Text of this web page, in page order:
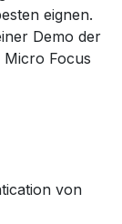
eignen.
Demo der
Focus
von